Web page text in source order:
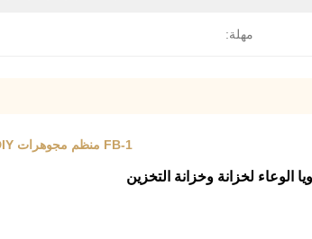
مهلة:
FB-1 منظم مجوهرات DIY وحداتي، E0 MDF PVC الجلد الصنع يدويا الوعاء لخزانة وخزانة التخزين